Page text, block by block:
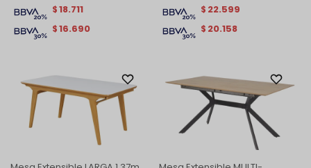
$16.690
$18.711
$ 20.158
$ 22.599